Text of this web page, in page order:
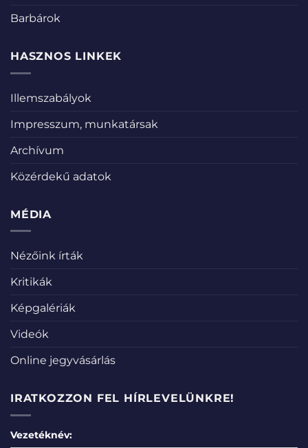
Barbárok
HASZNOS LINKEK
Illemszabályok
Impresszum, munkatársak
Archívum
Közérdekű adatok
MÉDIA
Nézőink írták
Kritikák
Képgalériák
Videók
Online jegyvásárlás
IRATKOZZON FEL HÍRLEVELÜNKRE!
Vezetéknév: